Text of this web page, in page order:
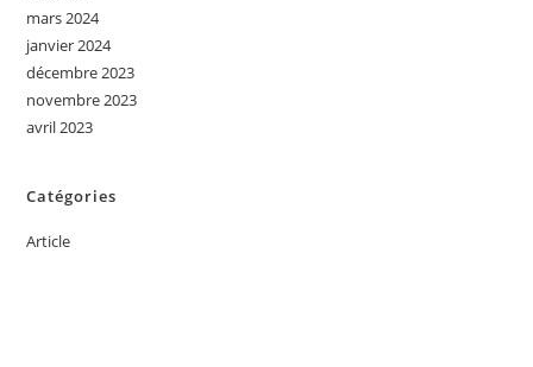
mars 2024
janvier 2024
décembre 2023
novembre 2023
avril 2023
Catégories
Article